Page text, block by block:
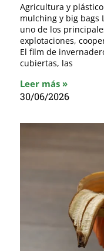
Agricultura y
mulching y big bags
uno de los
explotaciones,
El film de
cubiertas, las
Leer más »
30/06/2026